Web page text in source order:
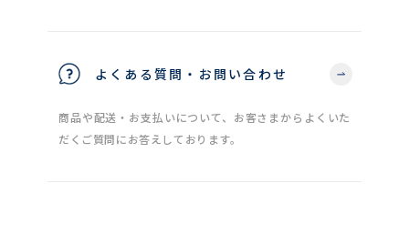
よくある質問・お問い合わせ
商品や配送・お支払いについて、お客さまからよくいた
だくご質問にお答えしております。